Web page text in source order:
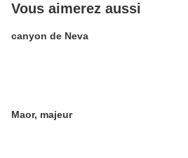
Vous aimerez aussi
canyon de Neva
Maor, majeur